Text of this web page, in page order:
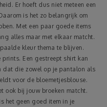
Er hoeft dus niet meteen een
is het zo belangrijk om
Met een paar goede items
alles maar met elkaar matcht.
kleur thema te blijven.
Een gestreept shirt kan
dat die zowel op je pantalon als
voor de bloemetjesblouse.
ook bij jouw broeken matcht.
het geen goed item in je